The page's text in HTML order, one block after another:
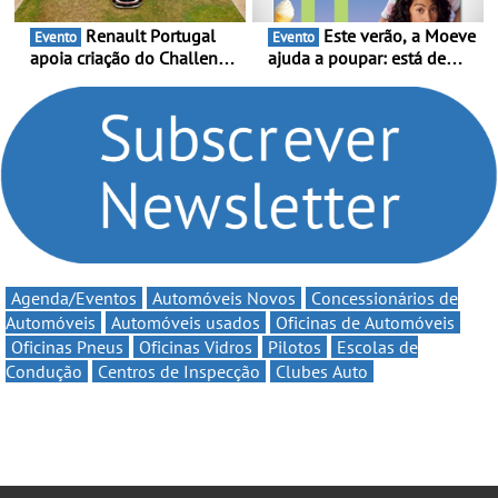
Evento
apoia criação do Challenge
compromisso com o
automobilismo nacional
continua em 2026
Evento
ajuda a poupar: está de
Volta” com descontos de
Agenda/Eventos Automóveis Novos
Concessionários de
Automóveis
Automóveis usados
Oficinas de Automóveis
Oficinas Pneus
Oficinas Vidros Pilotos
Escolas de
Condução
Centros de Inspecção Clubes Auto